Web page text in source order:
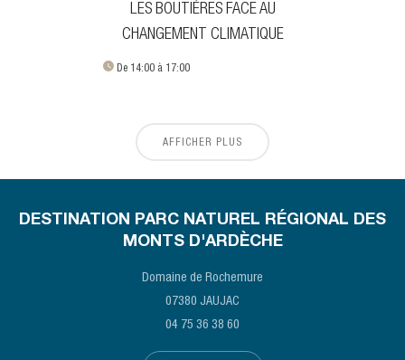
LES BOUTIÈRES FACE AU
CHANGEMENT CLIMATIQUE
De 14:00 à 17:00
AFFICHER PLUS
DESTINATION PARC NATUREL RÉGIONAL DES
MONTS D'ARDÈCHE
Domaine de Rochemure
07380 JAUJAC
04 75 36 38 60